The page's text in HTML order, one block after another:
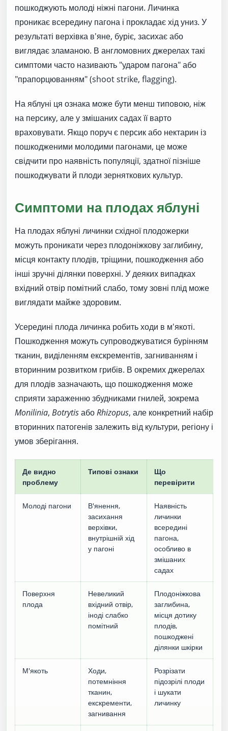
пошкоджують молоді ніжні пагони. Личинка
проникає всередину пагона і прокладає хід униз. У
результаті верхівка в'яне, буріє, засихає або
виглядає зламаною. В англомовних джерелах такі
симптоми часто називають "ударом пагона" або
"прапорцюванням" (shoot strike, flagging).
На яблуні ця ознака може бути менш типовою, ніж
на персику, але у змішаних садах її варто
враховувати. Якщо поруч є персик або нектарин із
пошкодженими молодими пагонами, це може
свідчити про наявність популяції, здатної пізніше
пошкоджувати й плоди зерняткових культур.
Симптоми на плодах яблуні
На плодах яблуні личинки східної плодожерки
можуть проникати через плодоніжкову заглибину,
місця контакту плодів, тріщини, пошкодження або
інші зручні ділянки поверхні. У деяких випадках
вхідний отвір помітний слабо, тому зовні плід може
виглядати майже здоровим.
Усередині плода личинка робить ходи в м'якоті.
Пошкодження можуть супроводжуватися бурінням
тканин, виділенням екскрементів, загниванням і
вторинним розвитком грибів. В окремих джерелах
для плодів зазначають, що пошкодження може
сприяти зараженню збудниками гнилей, зокрема
Monilinia, BotrytisабоRhizopus, але конкретний набір
вторинних патогенів залежить від культури, регіону і
умов зберігання.
Де видно
проблему
Типові ознаки
Що
перевірити
Молоді пагони
В'янення,
засихання
верхівки,
внутрішній хід
у пагоні
Наявність
личинки
всередині
пагона,
особливо в
змішаних
садах
Поверхня
плода
Невеликий
вхідний отвір,
іноді слабко
помітний
Плодоніжкова
заглибина,
місця дотику
плодів,
пошкоджені
ділянки шкірки
М'якоть
Ходи,
потемніння
тканин,
екскременти,
загнивання
Розрізати
підозрілі плоди
і шукати
личинку